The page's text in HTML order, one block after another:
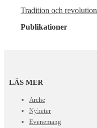
Tradition och revolution
Publikationer
LÄS MER
Arche
Nyheter
Evenemang